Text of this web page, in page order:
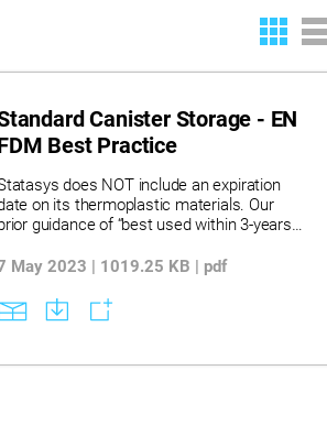
Canister Storage - EN
Best Practice
does NOT include an expiration
on its thermoplastic materials. Our
guidance of “best used within 3-years
unnecessary as thermoplastics
to high temperatures, UV, ozone, or
adverse environmental conditions.
May 2023 | 1019.25 KB | pdf